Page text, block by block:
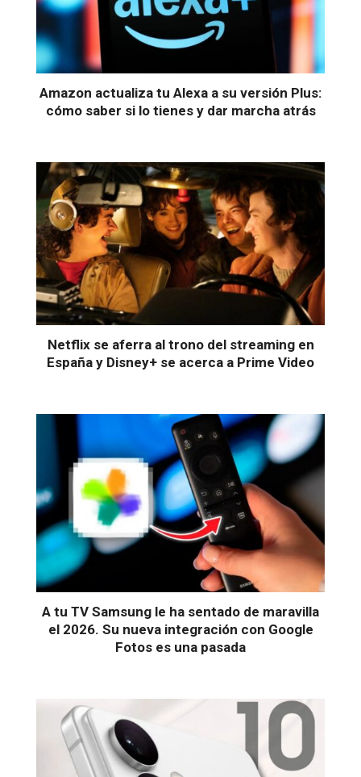
Amazon actualiza tu Alexa a su versión Plus:
cómo saber si lo tienes y dar marcha atrás
Netflix se aferra al trono del streaming en
España y Disney+ se acerca a Prime Video
A tu TV Samsung le ha sentado de maravilla
el 2026. Su nueva integración con Google
Fotos es una pasada